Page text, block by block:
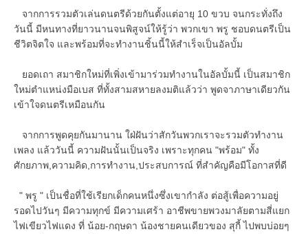
จากการรวมตัวเล่นดนตรีด้วยกันตั้งแต่อายุ 10 ขวบ จนกระทั่งถึง
วันนี้ มีหนทางที่ยาวนานจนพิสูจน์ให้รู้ว่า พวกเขา พรู ชอบดนตรีเป็น
ชีวิตจิตใจ และพร้อมที่จะทำงานชิ้นนี้ให้สำเร็จเป็นอัลบั้ม
ยอดเถา สมาชิกใหม่ที่เพิ่งเข้ามาร่วมทำงานในอัลบั้มนี้ เป็นสมาชิก
ใหม่ตำแหน่งมือเบส ที่ทั้งสามสหายลงมติแล้วว่า พูดจาภาษาเดียวกัน
เข้าใจดนตรีเหมือนกัน
จากการพูดคุยกันมานาน ใฝ่ฝันว่าสักวันพวกเราจะรวมตัวทำงาน
เพลง แล้ววันนี้ ความฝันนั้นเป็นจริง เพราะทุกคน "พร้อม" ทั้ง
ศักยภาพ,ความคิด,การทำงาน,ประสบการณ์ ที่สำคัญคือมีโอกาสที่ดี
" พรู " เป็นชื่อที่ใช้เรียกเด็กคนหนึ่งซึ่งเขากำลัง ต่อสู้เพื่อความอยู่
รอดไปวันๆ มีความทุกข์ มีความเศร้า อาชีพขายพวงมาลัยตามสี่แยก
ไฟเขียวไฟแดง ที่ น้อย-กฤษดา น้องชายคนเดียวของ สุกี้ ไปพบบ่อยๆ